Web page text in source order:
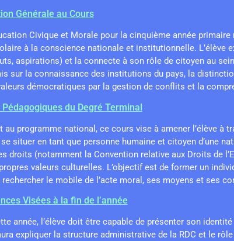
Générale au Cours
Civique et Morale pour la cinquième année
à la conscience nationale et institutionnelle. L’élève
aspirations) et la connecte à son rôle de citoyen au
sur la connaissance des institutions du pays, la
démocratiques par la gestion de conflits et la
du Degré Terminal
au programme national, ce cours vise à amener l’élève à
situer en tant que personne humaine et citoyen d’une
droits (notamment la Convention relative aux Droits de
valeurs culturelles. L’objectif est de former un
le mobile de l’acte moral, ses moyens et ses
Visées à la fin de l’année
année, l’élève doit être capable de présenter son
expliquer la structure administrative de la RDC et le